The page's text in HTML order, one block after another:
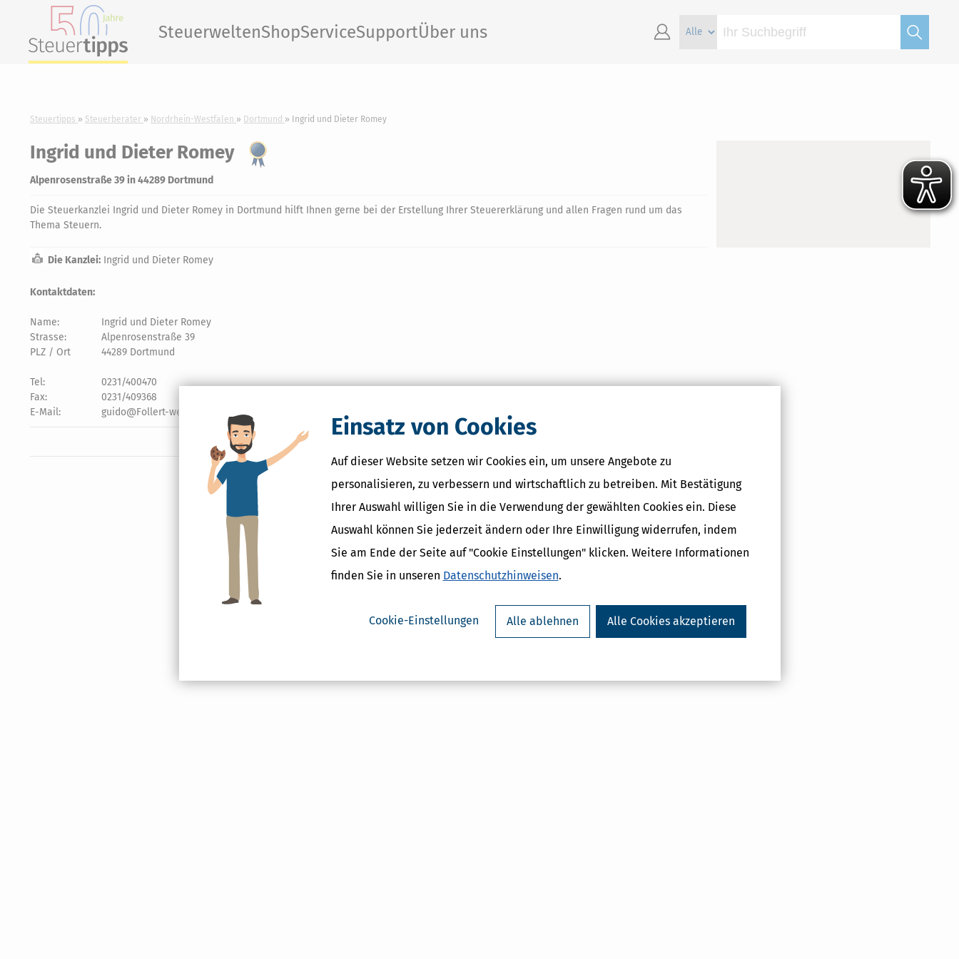
Einsatz von Cookies
Auf dieser Website setzen wir Cookies ein, um unsere Angebote zu
personalisieren, zu verbessern und wirtschaftlich zu betreiben. Mit Bestätigung
Ihrer Auswahl willigen Sie in die Verwendung der gewählten Cookies ein. Diese
Auswahl können Sie jederzeit ändern oder Ihre Einwilligung widerrufen, indem
Sie am Ende der Seite auf "Cookie Einstellungen" klicken. Weitere Informationen
finden Sie in unseren Datenschutzhinweisen.
Cookie-Einstellungen Alle ablehnen Alle Cookies akzeptieren
SteuerweltenShopServiceSupportÜber uns
Steuertipps Steuerberater Nordrhein-Westfalen Dortmund Ingrid und Dieter Romey
Ingrid und Dieter Romey
Alpenrosenstraße 39 in 44289 Dortmund
Die Steuerkanzlei Ingrid und Dieter Romey in Dortmund hilft Ihnen gerne bei der Erstellung Ihrer Steuererklärung und allen Fragen rund um das
Thema Steuern.
Die Kanzlei: Ingrid und Dieter Romey
Kontaktdaten:
Name:
Ingrid und Dieter Romey
Strasse:
Alpenrosenstraße 39
PLZ / Ort
44289 Dortmund
Tel:
0231/400470
Fax:
0231/409368
E-Mail:
guido@Follert-web.de oder Kontaktformular